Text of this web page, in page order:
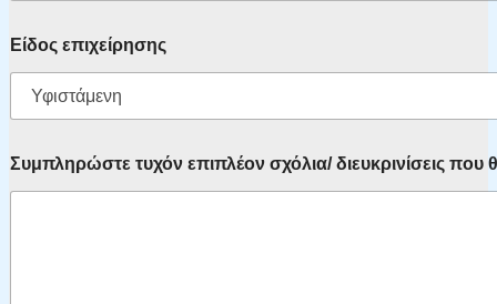
Είδος επιχείρησης
Συμπληρώστε τυχόν επιπλέον σχόλια/ διευκρινίσεις που